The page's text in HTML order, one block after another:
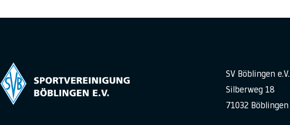
SV Böblingen e.V.
Silberweg 18
71032 Böblingen